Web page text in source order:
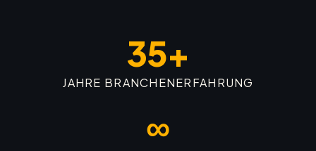
35+
JAHRE BRANCHENERFAHRUNG
∞